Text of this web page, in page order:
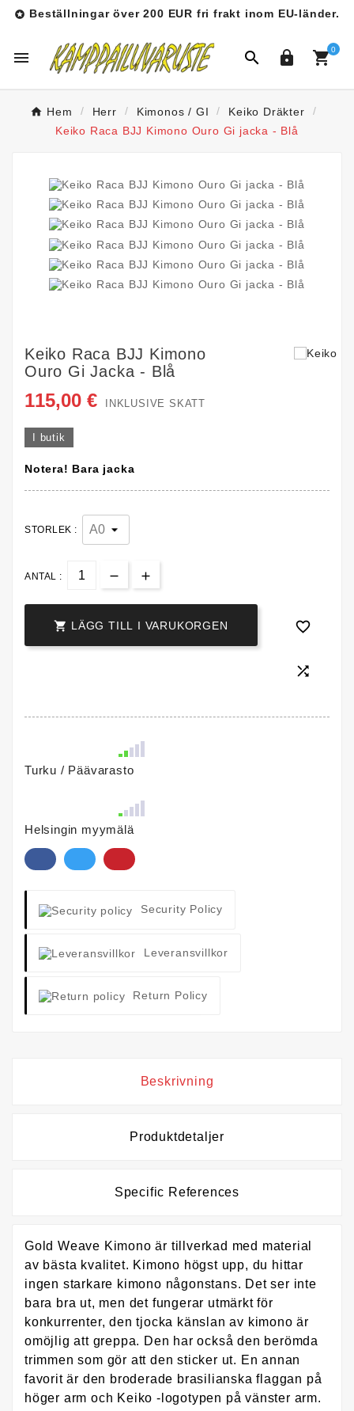
 Beställningar över 200 EUR fri frakt inom EU-länder.
   0
Hem Herr Kimonos / GI
Keiko Dräkter
Keiko Raca BJJ Kimono Ouro Gi jacka - Blå
Keiko Raca BJJ Kimono
Ouro Gi Jacka - Blå
115,00 € INKLUSIVE SKATT
I butik
Notera! Bara jacka
STORLEK :
ANTAL :
 LÄGG TILL I VARUKORGEN 

Turku / Päävarasto
Helsingin myymälä
Security Policy
Leveransvillkor
Return Policy
Beskrivning
Produktdetaljer
Specific References
Gold Weave Kimono är tillverkad med material
av bästa kvalitet. Kimono högst upp, du hittar
ingen starkare kimono någonstans. Det ser inte
bara bra ut, men det fungerar utmärkt för
konkurrenter, den tjocka känslan av kimono är
omöjlig att greppa. Den har också den berömda
trimmen som gör att den sticker ut. En annan
favorit är den broderade brasilianska flaggan på
höger arm och Keiko -logotypen på vänster arm.